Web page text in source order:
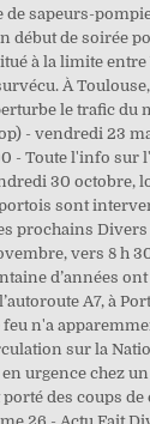
de sapeurs-
début de soirée
à la limite
À
le trafic du
- vendredi 23
- Toute l'info sur
30 octobre,
sont
prochains
vers 8 h
d’années
A7, à
n'a
sur la
urgence chez
des coups de